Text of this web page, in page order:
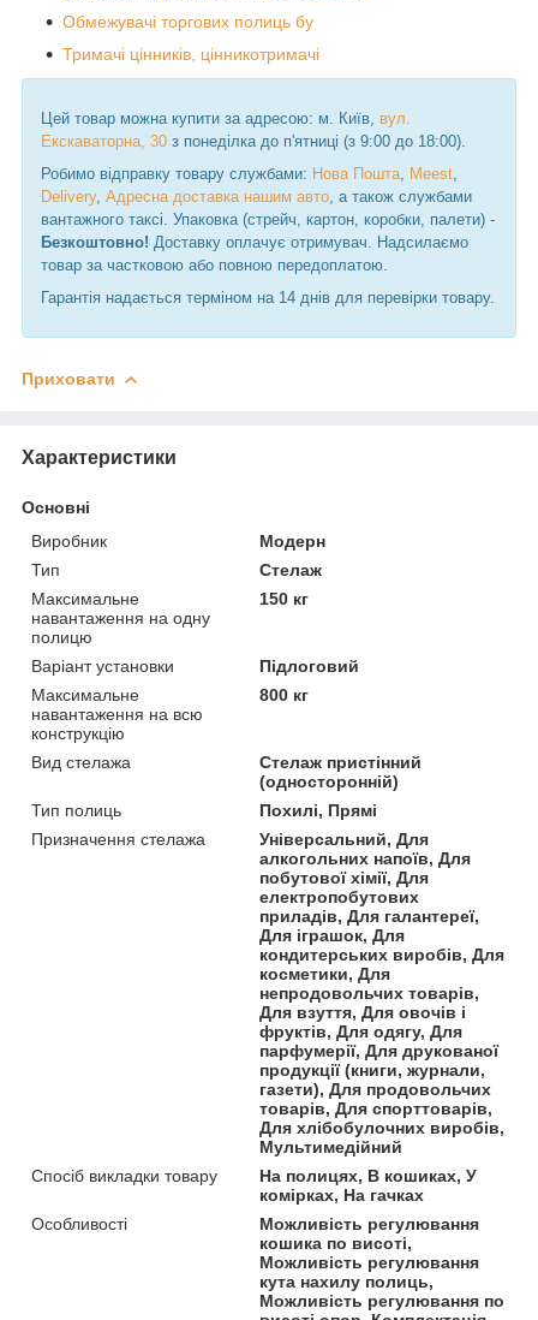
Обмежувачі торгових полиць бу
Тримачі цінників, цінникотримачі
Цей товар можна купити за адресою: м. Київ, вул.
Екскаваторна, 30 з понеділка до п'ятниці (з 9:00 до 18:00).
Робимо відправку товару службами: Нова Пошта Meest
Delivery, Адресна доставка нашим авто , а також службами
вантажного таксі. Упаковка (стрейч, картон, коробки, палети) -
Безкоштовно! Доставку оплачує отримувач. Надсилаємо
товар за частковою або повною передоплатою.
Гарантія надається терміном на 14 днів для перевірки товару.
Приховати
Характеристики
Основні
Виробник
Модерн
Тип
Стелаж
Максимальне
навантаження на одну
полицю
150 кг
Варіант установки
Підлоговий
Максимальне
навантаження на всю
конструкцію
800 кг
Вид стелажа
Стелаж пристінний
(односторонній)
Тип полиць
Похилі, Прямі
Призначення стелажа
Універсальний, Для
алкогольних напоїв, Для
побутової хімії, Для
електропобутових
приладів, Для галантереї,
Для іграшок, Для
кондитерських виробів, Для
косметики, Для
непродовольчих товарів,
Для взуття, Для овочів і
фруктів, Для одягу, Для
парфумерії, Для друкованої
продукції (книги, журнали,
газети), Для продовольчих
товарів, Для спорттоварів,
Для хлібобулочних виробів,
Мультимедійний
Спосіб викладки товару
На полицях, В кошиках, У
комірках, На гачках
Особливості
Можливість регулювання
кошика по висоті,
Можливість регулювання
кута нахилу полиць,
Можливість регулювання по